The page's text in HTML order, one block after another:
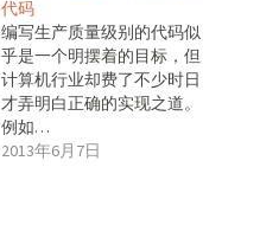
代码
编写生产质量级别的代码似
乎是一个明摆着的目标，但
计算机行业却费了不少时日
才弄明白正确的实现之道。
例如…
2013年6月7日